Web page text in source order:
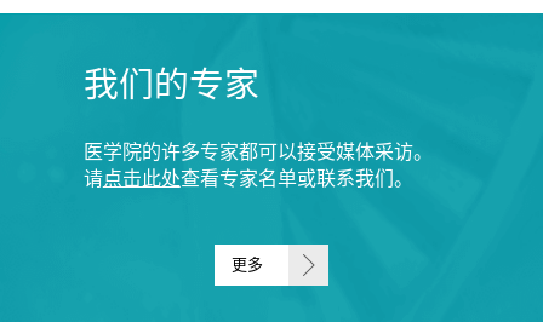
我们的专家
医学院的许多专家都可以接受媒体采访。
请点击此处查看专家名单或联系我们。
更多